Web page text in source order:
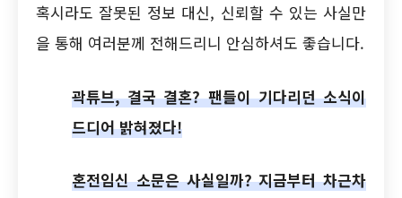
혹시라도 잘못된 정보 대신, 신뢰할 수 있는 사실만
을 통해 여러분께 전해드리니 안심하셔도 좋습니다.
곽튜브, 결국 결혼? 팬들이 기다리던 소식이
드디어 밝혀졌다!
혼전임신 소문은 사실일까? 지금부터 차근차